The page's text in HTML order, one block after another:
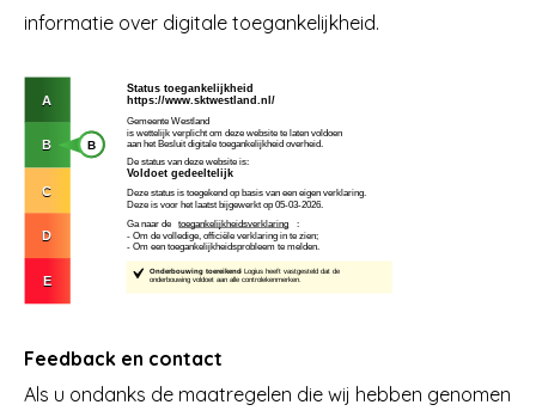
informatie over digitale toegankelijkheid.
Feedback en contact
Als u ondanks de maatregelen die wij hebben genomen